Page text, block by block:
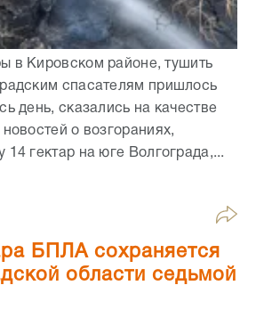
в Кировском районе, тушить
спасателям пришлось
день, сказались на качестве
о возгораниях,
14 гектар на юге Волгограда,...
БПЛА сохраняется
области седьмой